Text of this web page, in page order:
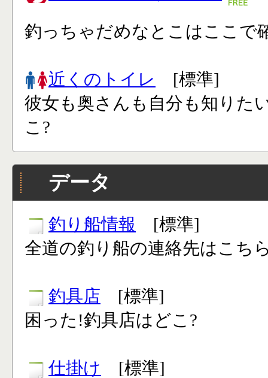
釣っちゃだめなとこはここで
近くのトイレ
[標準]
彼女も奥さんも自分も知りた
こ?
データ
釣り船情報 [標準]
全道の釣り船の連絡先はこち
釣具店 [標準]
困った!釣具店はどこ?
仕掛け [標準]